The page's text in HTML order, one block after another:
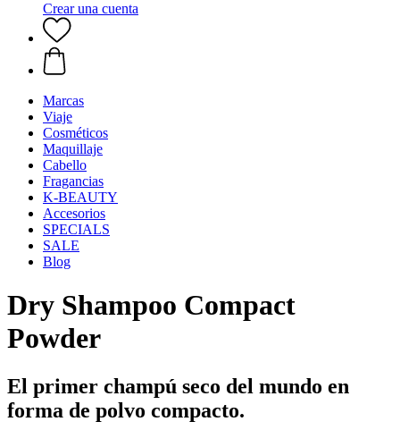
Crear una cuenta
Marcas
Viaje
Cosméticos
Maquillaje
Cabello
Fragancias
K-BEAUTY
Accesorios
SPECIALS
SALE
Blog
Dry Shampoo Compact
Powder
El primer champú seco del mundo en
forma de polvo compacto.